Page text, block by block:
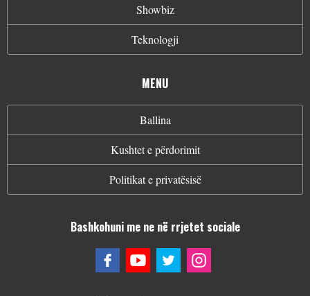
Showbiz
Teknologji
MENU
Ballina
Kushtet e përdorimit
Politikat e privatësisë
Bashkohuni me ne në rrjetet sociale